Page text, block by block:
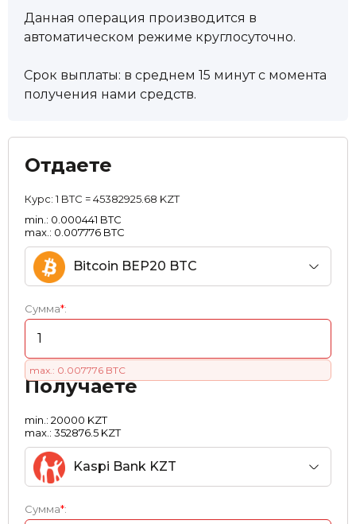
Данная операция производится в
автоматическом режиме круглосуточно.
Срок выплаты: в среднем 15 минут с момента
получения нами средств.
Отдаете
Курс:1 BTC = 45382925.68 KZT
min.: 0.000441 BTC
max.: 0.007776 BTC
Bitcoin BEP20 BTC
Сумма*:
max.: 0.007776 BTC
Получаете
min.: 20000 KZT
max.: 352876.5 KZT
Kaspi Bank KZT
Сумма*: